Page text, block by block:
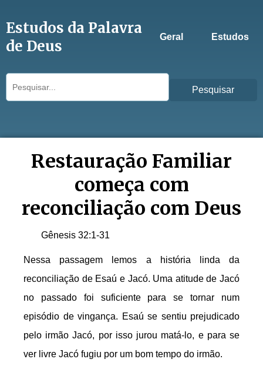
Estudos da Palavra
de Deus
Geral Estudos
Pesquisar
Restauração Familiar
começa com
reconciliação com Deus
Gênesis 32:1-31
Nessa passagem lemos a história linda da
reconciliação de Esaú e Jacó. Uma atitude de Jacó
no passado foi suficiente para se tornar num
episódio de vingança. Esaú se sentiu prejudicado
pelo irmão Jacó, por isso jurou matá-lo, e para se
ver livre Jacó fugiu por um bom tempo do irmão.